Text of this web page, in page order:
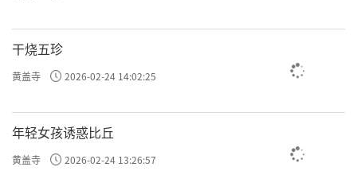
干烧五珍
黄盖寺 2026-02-24 14:02:25
年轻女孩诱惑比丘
黄盖寺 2026-02-24 13:26:57